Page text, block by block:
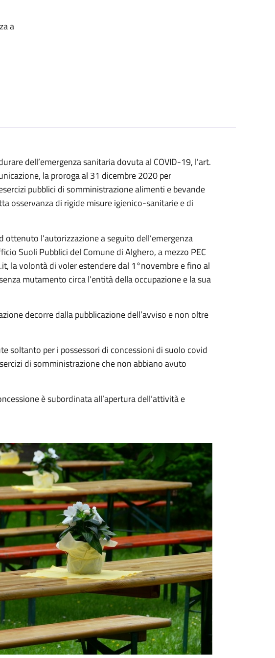
a
dell’emergenza sanitaria dovuta al COVID-19, l'art.
la proroga al 31 dicembre 2020 per
pubblici di somministrazione alimenti e bevande
osservanza di rigide misure igienico-sanitarie e di
l’autorizzazione a seguito dell’emergenza
Suoli Pubblici del Comune di Alghero, a mezzo PEC
la volontà di voler estendere dal 1°novembre e fino al
mutamento circa l’entità della occupazione e la sua
decorre dalla pubblicazione dell’avviso e non oltre
soltanto per i possessori di concessioni di suolo covid
di somministrazione che non abbiano avuto
è subordinata all’apertura dell’attività e